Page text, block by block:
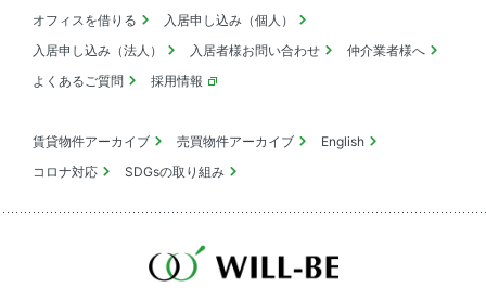
オフィスを借りる
入居申し込み（個人）
入居申し込み（法人）
入居者様お問い合わせ
仲介業者様へ
よくあるご質問
採用情報
賃貸物件アーカイブ 売買物件アーカイブ
English
コロナ対応
SDGsの取り組み